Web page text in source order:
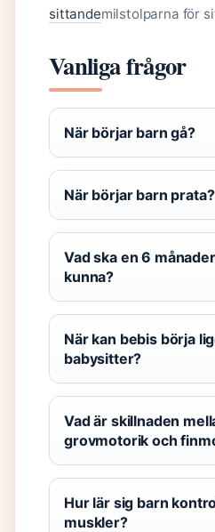
sittandemilstolparna för
Vanliga frågor
När börjar barn gå?
När börjar barn prata?
Vad ska en 6
kunna?
När kan bebis börja
babysitter?
Vad är skillnaden
grovmotorik och
Hur lär sig barn
muskler?